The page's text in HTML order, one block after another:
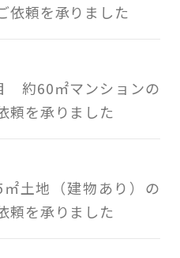
依頼を承りました
約60㎡マンションの
頼を承りました
土地（建物あり）の
頼を承りました